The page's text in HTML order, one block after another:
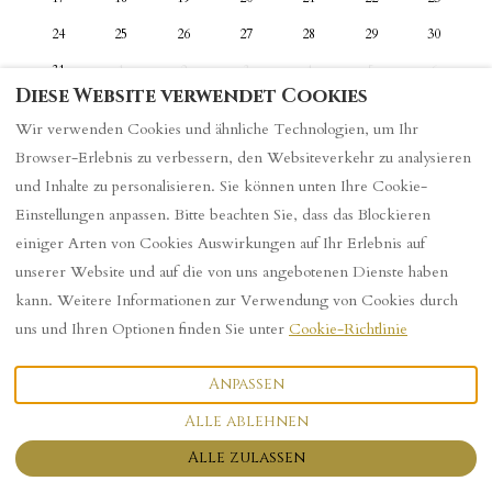
24 25 26 27 28 29 30
31 1 2 3 4 5 6
Datenschutzrichtlinie
Deutsch
Großbritannien YO23 1HG.
101houseattheend@gmail.co
vorbehalten- Powered
by Lodgify
Diese Website verwendet Cookies
Wir verwenden Cookies und ähnliche Technologien, um Ihr
Browser-Erlebnis zu verbessern, den Websiteverkehr zu analysieren
und Inhalte zu personalisieren. Sie können unten Ihre Cookie-
Einstellungen anpassen. Bitte beachten Sie, dass das Blockieren
einiger Arten von Cookies Auswirkungen auf Ihr Erlebnis auf
unserer Website und auf die von uns angebotenen Dienste haben
kann. Weitere Informationen zur Verwendung von Cookies durch
uns und Ihren Optionen finden Sie unter Cookie-Richtlinie
Anpassen
Alle ablehnen
Alle zulassen